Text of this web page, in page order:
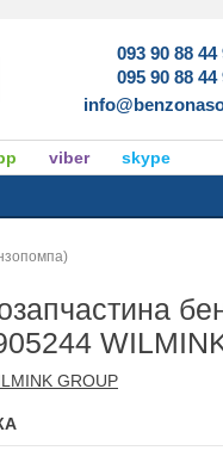
093 90 88 44
095 90 88 44
viber
skype
GROUP